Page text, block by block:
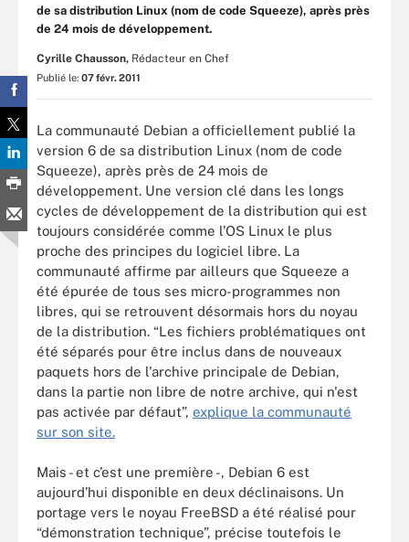
de sa distribution Linux (nom de code Squeeze), après près
de 24 mois de développement.
Cyrille Chausson, Rédacteur en Chef
Publié le: 07 févr. 2011
La communauté Debian a officiellement publié la
version 6 de sa distribution Linux (nom de code
Squeeze), après près de 24 mois de
développement. Une version clé dans les longs
cycles de développement de la distribution qui est
toujours considérée comme l’OS Linux le plus
proche des principes du logiciel libre. La
communauté affirme par ailleurs que Squeeze a
été épurée de tous ses micro-programmes non
libres, qui se retrouvent désormais hors du noyau
de la distribution. “Les fichiers problématiques ont
été séparés pour être inclus dans de nouveaux
paquets hors de l'archive principale de Debian,
dans la partie non libre de notre archive, qui n'est
pas activée par défaut”, explique la communauté
sur son site.
Mais - et c’est une première -, Debian 6 est
aujourd’hui disponible en deux déclinaisons. Un
portage vers le noyau FreeBSD a été réalisé pour
“démonstration technique”, précise toutefois le